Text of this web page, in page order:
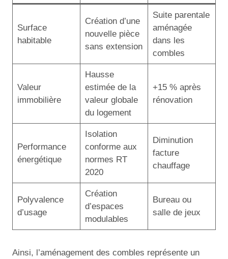
Surface
habitable
Création d’une
nouvelle pièce
sans extension
Suite parentale
aménagée
dans les
combles
Valeur
immobilière
Hausse
estimée de la
valeur globale
du logement
+15 % après
rénovation
Performance
énergétique
Isolation
conforme aux
normes RT
2020
Diminution
facture
chauffage
Polyvalence
d’usage
Création
d’espaces
modulables
Bureau ou
salle de jeux
Ainsi, l’aménagement des combles représente un